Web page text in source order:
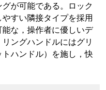
が可能である。ロック
すい隣接タイプを採用
な，操作者に優しいデ
ングハンドルにはグリ
ハンドル）を施し，快